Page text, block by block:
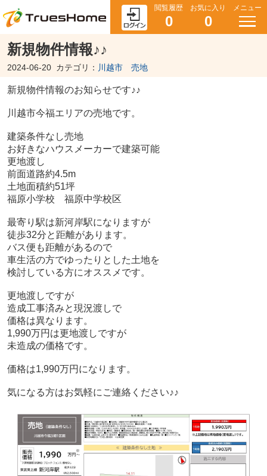
閲覧履歴
0
お気に入り
0
メニュー
新規物件情報♪♪
2024-06-20 カテゴリ： 川越市 売地
新規物件情報のお知らせです♪♪
川越市今福エリアの売地です。
建築条件なし売地
お好きなハウスメーカーで建築可能
更地渡し
前面道路約4.5m
土地面積約51坪
福原小学校 福原中学校区
最寄り駅は新河岸駅になりますが
徒歩32分と距離があります。
バス便も距離があるので
車生活の方でゆったりとした土地を
検討している方にオススメです。
更地渡しですが
造成工事済みと現況渡しで
価格は異なります。
1,990万円は更地渡しですが
未造成の価格です。
価格は1,990万円になります。
気になる方はお気軽にご連絡ください♪♪